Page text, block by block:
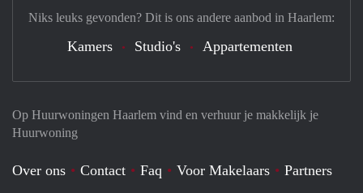
Op Huurwoningen Haarlem vind en verhuur je makkelijk je
Huurwoning
Over ons Contact Faq Voor Makelaars
Partners
Niks leuks gevonden? Dit is ons andere aanbod in Haarlem:
Kamers Studio's Appartementen